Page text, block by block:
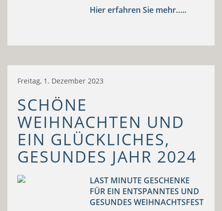
Hier erfahren Sie mehr…..
Freitag, 1. Dezember 2023
SCHÖNE
WEIHNACHTEN UND
EIN GLÜCKLICHES,
GESUNDES JAHR 2024
LAST MINUTE GESCHENKE
FÜR EIN ENTSPANNTES UND
GESUNDES WEIHNACHTSFEST